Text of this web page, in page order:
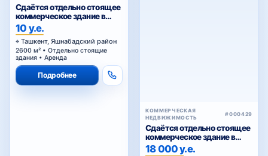
Сдаётся отдельно стоящее
коммерческое здание в
аренду
10 у.е.
Ташкент, Яшнабадский район
2600 м² • Отдельно стоящие
здания • Аренда
Подробнее
КОММЕРЧЕСКАЯ
НЕДВИЖИМОСТЬ
#000429
Сдаётся отдельно стоящее
коммерческое здание в
аренду
18 000 у.е.